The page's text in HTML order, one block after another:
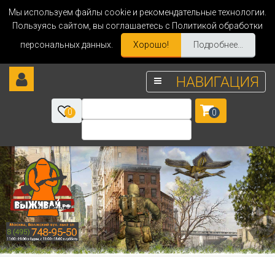
Мы используем файлы cookie и рекомендательные технологии.
Пользуясь сайтом, вы соглашаетесь с Политикой обработки
персональных данных.
Хорошо! Подробнее...
НАВИГАЦИЯ
0 0